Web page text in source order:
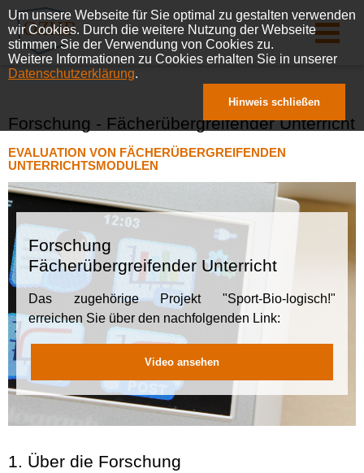
Forschung - Fächerübergreifender Unterricht
EVALUATION VON FÄCHERÜBERGREIFENDEN
UNTERRICHTSMODULEN
Forschung
Fächerübergreifender Unterricht
Das zugehörige Projekt "Sport-Bio-logisch!"
erreichen Sie über den nachfolgenden Link:
Video ansehen
1. Über die Forschung
Um unsere Webseite für Sie optimal zu gestalten verwenden
wir Cookies. Durch die weitere Nutzung der Webseite
stimmen Sie der Verwendung von Cookies zu.
Weitere Informationen zu Cookies erhalten Sie in unserer
Datenschutzerklärung.
Hinweis schließen